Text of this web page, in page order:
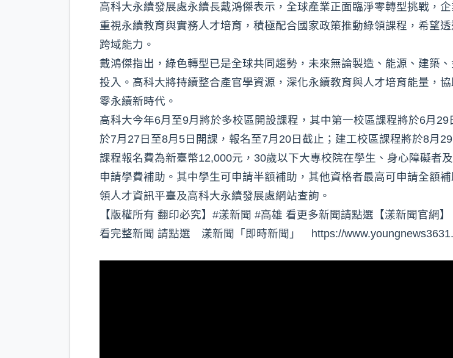
高科大永續發展處永續長戴鴻傑表示，全球產業正面臨淨零轉型挑戰，
重視永續教育與實務人才培育，積極配合國家政策推動綠領課程，希望
跨域能力。
戴鴻傑指出，綠色轉型已是全球共同趨勢，未來無論製造、能源、建築
投入。高科大將持續整合產官學資源，深化永續教育與人才培育能量，
零永續新時代。
高科大今年6月至9月將於多校區開設課程，其中第一校區課程將於6月
於7月27日至8月5日開課，報名至7月20日截止；建工校區課程將於8月
課程報名費為新臺幣12,000元，30歲以下大專校院在學生、身心障礙者
申請學費補助。其中學生可申請半額補助，其他資格者最高可申請全額
領人才資訊平臺及高科大永續發展處網站查詢。
【版權所有 翻印必究】#漾新聞 #高雄 看更多新聞請點選【漾新聞官網
看完整新聞 請點選 漾新聞「即時新聞」 https://